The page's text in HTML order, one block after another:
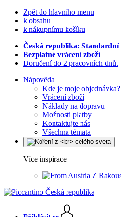
Zpět do hlavního menu
k obsahu
k nákupnímu košíku
Česká republika: Standardní
Bezplatné vrácení zboží
Doručení do 2 pracovních dnů.
Nápověda
Kde je moje objednávka?
Vrácení zboží
Náklady na dopravu
Možnosti platby
Kontaktujte nás
Všechna témata
Více inspirace
Z